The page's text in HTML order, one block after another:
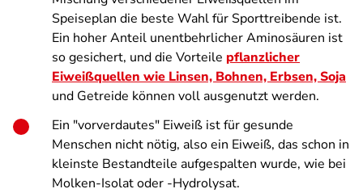
Speiseplan die beste Wahl für Sporttreibende ist.
Ein hoher Anteil unentbehrlicher Aminosäuren ist
so gesichert, und die Vorteile pflanzlicher
Eiweißquellen wie Linsen, Bohnen, Erbsen, Soja
und Getreide können voll ausgenutzt werden.
Ein "vorverdautes" Eiweiß ist für gesunde
Menschen nicht nötig, also ein Eiweiß, das schon in
kleinste Bestandteile aufgespalten wurde, wie bei
Molken-Isolat oder -Hydrolysat.